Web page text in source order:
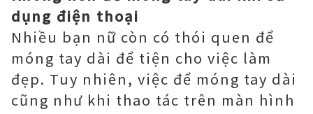
dụng điện thoại
Nhiều bạn nữ còn có thói quen để
móng tay dài để tiện cho việc làm
đẹp. Tuy nhiên, việc để móng tay dài
cũng như khi thao tác trên màn hình